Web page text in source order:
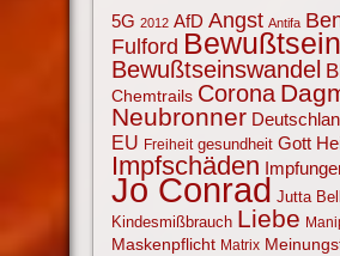
5G 2012 AfD Angst Antifa
Fulford Bewußtsein
Bewußtseinswandel
Chemtrails Corona
Neubronner
EU Freiheit gesundheit Gott
Impfschäden
Jo Conrad Jutta
Kindesmißbrauch Liebe
Maskenpflicht Matrix